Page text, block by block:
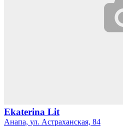
Ekaterina Lit
Анапа, ул. Астраханская, 84